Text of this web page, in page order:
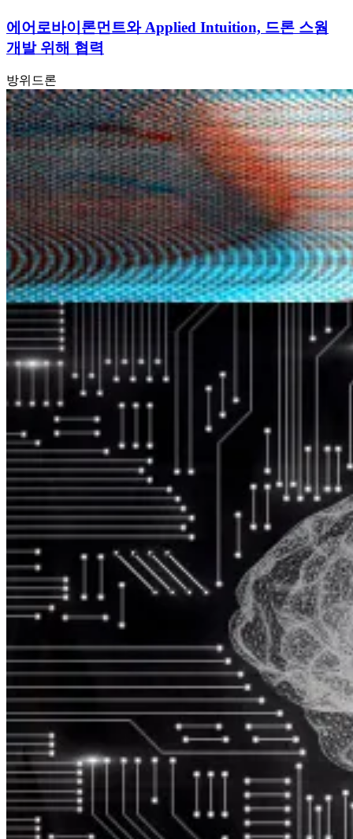
에어로바이론먼트와 Applied Intuition, 드론 스웜
개발 위해 협력
방위 드론